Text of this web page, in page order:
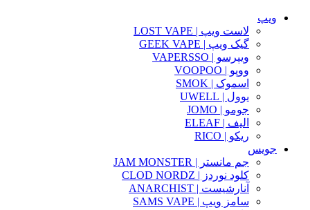
ویپ
لاست ویپ | LOST VAPE
گیک ویپ | GEEK VAPE
ویپرسو | VAPERSSO
ووپو | VOOPOO
اسموک | SMOK
یوول | UWELL
جومو | JOMO
الیف | ELEAF
ریکو | RICO
جویس
جم مانستر | JAM MONSTER
کلود نوردز | CLOD NORDZ
آنارشیست | ANARCHIST
سامز ویپ | SAMS VAPE